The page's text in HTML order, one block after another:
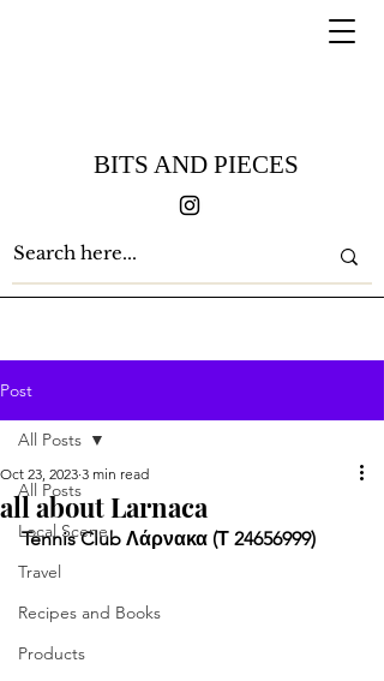
BITS AND PIECES
Post
All Posts
Local Scene
Travel
Recipes and Books
Products
All Posts
all about Larnaca
Oct 23, 2023 3 min read
Tennis Club Λάρνακα (Τ 24656999)